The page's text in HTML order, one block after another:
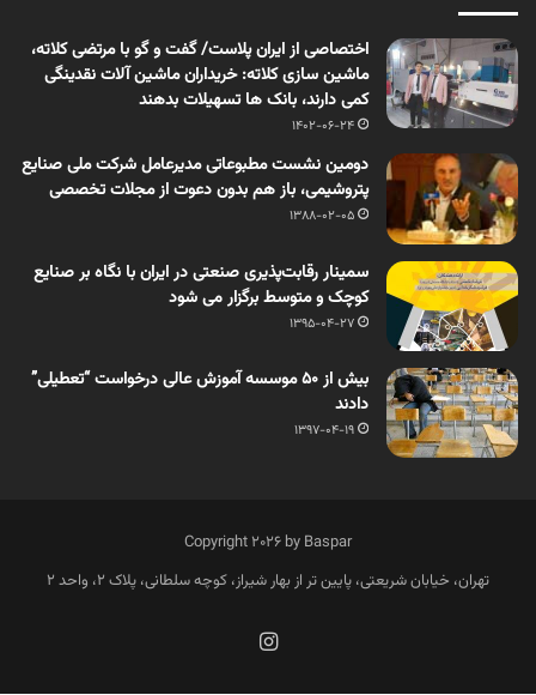
اختصاصی از ایران پلاست/ گفت و گو با مرتضی کلاته،
ماشین سازی کلاته: خریداران ماشین آلات نقدینگی
کمی دارند، بانک ها تسهیلات بدهند
1402-06-24
دومین نشست مطبوعاتی مدیرعامل شرکت ملی صنایع
پتروشیمی، باز هم بدون دعوت از مجلات تخصصی
1388-02-05
سمینار رقابت‌پذیری صنعتی در ایران با نگاه بر صنایع
کوچک و متوسط برگزار می شود
1395-04-27
بیش از 50 موسسه آموزش عالی درخواست “تعطیلی”
دادند
1397-04-19
Copyright 2026 by Baspar
تهران، خیابان شریعتی، پایین تر از بهار شیراز، کوچه سلطانی، پلاک 2، واحد 2